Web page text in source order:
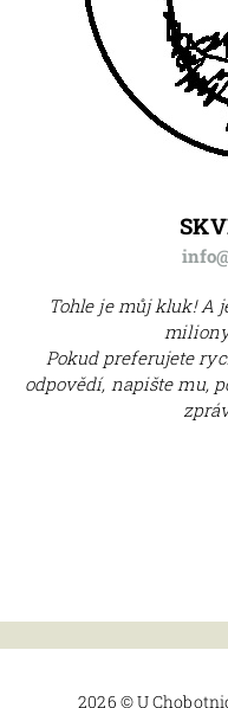
Tohle je můj kluk! A
Pokud preferujete
odpovědí, napište mu,
2026 © U